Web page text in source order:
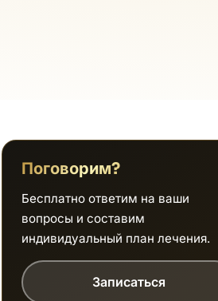
Поговорим?
Бесплатно ответим на ваши
вопросы и составим
индивидуальный план лечения.
Записаться